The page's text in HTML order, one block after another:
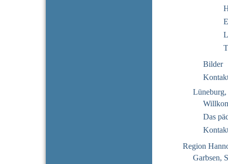
Bilder
Das
Region
Garbsen,